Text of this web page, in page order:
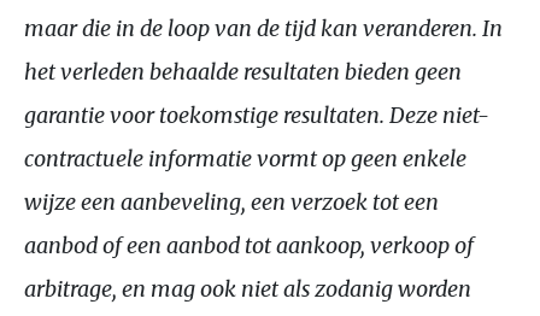
maar die in de loop van de tijd kan veranderen. In
het verleden behaalde resultaten bieden geen
garantie voor toekomstige resultaten. Deze niet-
contractuele informatie vormt op geen enkele
wijze een aanbeveling, een verzoek tot een
aanbod of een aanbod tot aankoop, verkoop of
arbitrage, en mag ook niet als zodanig worden